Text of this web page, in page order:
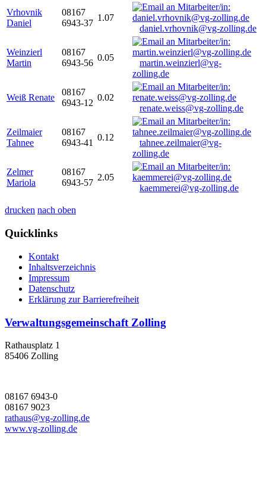
Vrhovnik
Daniel
08167
6943-37
1.07
daniel.vrhovnik@vg-zolling.de
Weinzierl
Martin
08167
6943-56
0.05
martin.weinzierl@vg-
zolling.de
Weiß Renate
08167
6943-12
0.02
renate.weiss@vg-zolling.de
Zeilmaier
Tahnee
08167
6943-41
0.12
tahnee.zeilmaier@vg-
zolling.de
Zelmer
Mariola
08167
6943-57
2.05
kaemmerei@vg-zolling.de
drucken nach oben
Quicklinks
Kontakt
Inhaltsverzeichnis
Impressum
Datenschutz
Erklärung zur Barrierefreiheit
Verwaltungsgemeinschaft Zolling
Rathausplatz 1
85406 Zolling
08167 6943-0
08167 9023
rathaus@vg-zolling.de
www.vg-zolling.de